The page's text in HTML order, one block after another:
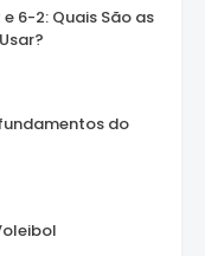
6-2: Quais São as
do